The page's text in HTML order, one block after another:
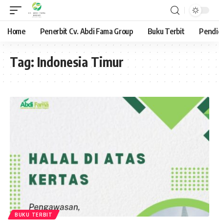
Home Penerbit Cv. Abdi Fama Group Buku Terbit
Tag: Indonesia Timur
BUKU TERBIT